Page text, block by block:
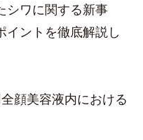
シワに関する新事
イントを徹底解説し
顔美容液内における